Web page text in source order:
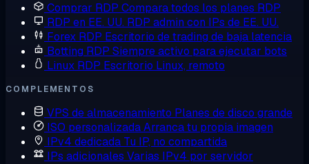
Comprar RDP Compara todos los planes RDP
RDP en EE. UU. RDP admin con IPs de EE. UU.
Forex RDP Escritorio de trading de baja latencia
Botting RDP Siempre activo para ejecutar bots
Linux RDP Escritorio Linux, remoto
COMPLEMENTOS
VPS de almacenamiento Planes de disco grande
ISO personalizadaArranca tu propia imagen
IPv4 dedicada Tu IP, no compartida
IPs adicionales Varias IPv4 por servidor